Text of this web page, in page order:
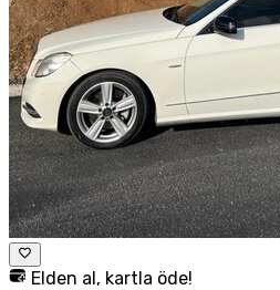
Elden al, kartla öde!